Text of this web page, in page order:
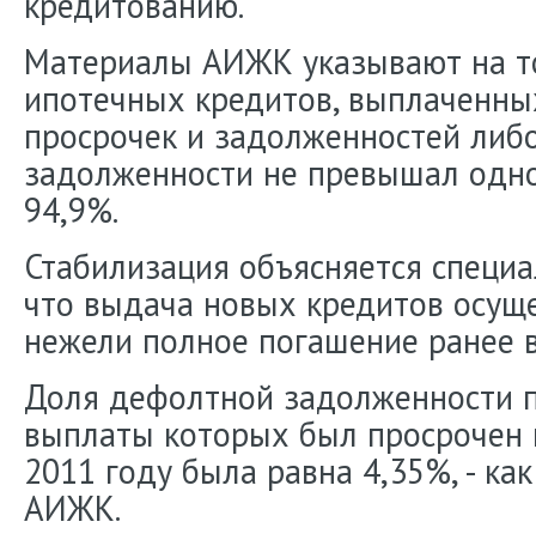
Материалы АИЖК указывают на
ипотечных кредитов,
просрочек и задолженностей
задолженности не превышал
94,9%.
Стабилизация объясняется
что выдача новых кредитов
нежели полное погашение
Доля дефолтной задолженности
выплаты которых был просрочен
2011 году была равна 4,35%, -
АИЖК.